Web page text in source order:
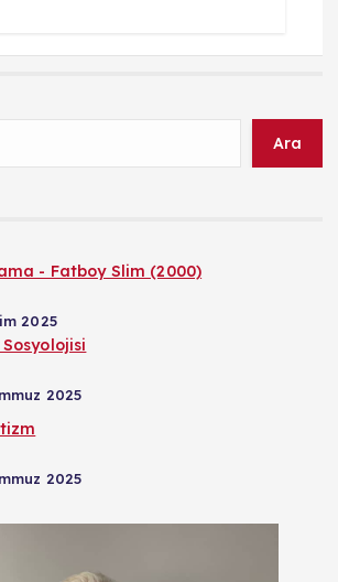
Ara
- Fatboy Slim (2000)
2025
2025
2025